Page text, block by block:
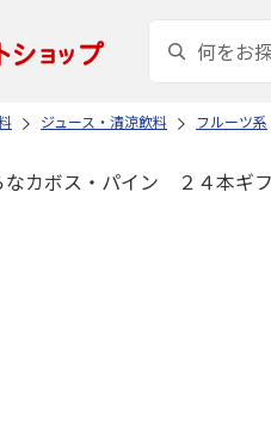
ジュース・清涼飲料 フルーツ系